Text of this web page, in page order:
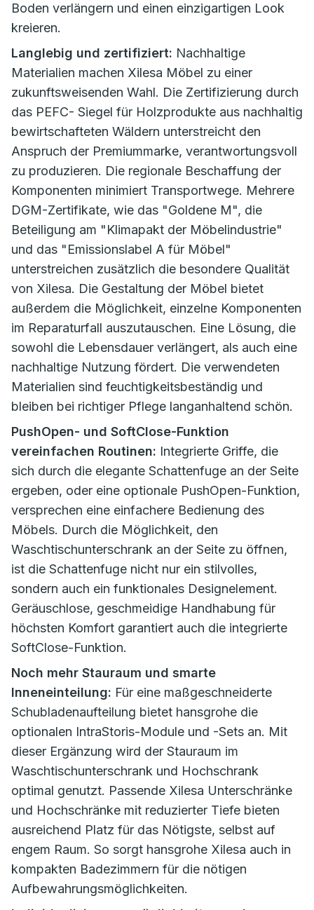
Boden verlängern und einen einzigartigen Look
kreieren.
Langlebig und zertifiziert: Nachhaltige
Materialien machen Xilesa Möbel zu einer
zukunftsweisenden Wahl. Die Zertifizierung durch
das PEFC- Siegel für Holzprodukte aus nachhaltig
bewirtschafteten Wäldern unterstreicht den
Anspruch der Premiummarke, verantwortungsvoll
zu produzieren. Die regionale Beschaffung der
Komponenten minimiert Transportwege. Mehrere
DGM-Zertifikate, wie das "Goldene M", die
Beteiligung am "Klimapakt der Möbelindustrie"
und das "Emissionslabel A für Möbel"
unterstreichen zusätzlich die besondere Qualität
von Xilesa. Die Gestaltung der Möbel bietet
außerdem die Möglichkeit, einzelne Komponenten
im Reparaturfall auszutauschen. Eine Lösung, die
sowohl die Lebensdauer verlängert, als auch eine
nachhaltige Nutzung fördert. Die verwendeten
Materialien sind feuchtigkeitsbeständig und
bleiben bei richtiger Pflege langanhaltend schön.
PushOpen- und SoftClose-Funktion
vereinfachen Routinen: Integrierte Griffe, die
sich durch die elegante Schattenfuge an der Seite
ergeben, oder eine optionale PushOpen-Funktion,
versprechen eine einfachere Bedienung des
Möbels. Durch die Möglichkeit, den
Waschtischunterschrank an der Seite zu öffnen,
ist die Schattenfuge nicht nur ein stilvolles,
sondern auch ein funktionales Designelement.
Geräuschlose, geschmeidige Handhabung für
höchsten Komfort garantiert auch die integrierte
SoftClose-Funktion.
Noch mehr Stauraum und smarte
Inneneinteilung: Für eine maßgeschneiderte
Schubladenaufteilung bietet hansgrohe die
optionalen IntraStoris-Module und -Sets an. Mit
dieser Ergänzung wird der Stauraum im
Waschtischunterschrank und Hochschrank
optimal genutzt. Passende Xilesa Unterschränke
und Hochschränke mit reduzierter Tiefe bieten
ausreichend Platz für das Nötigste, selbst auf
engem Raum. So sorgt hansgrohe Xilesa auch in
kompakten Badezimmern für die nötigen
Aufbewahrungsmöglichkeiten.